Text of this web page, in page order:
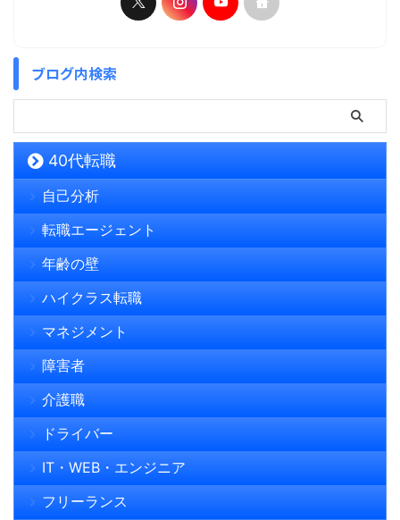
ブログ内検索
40代転職
自己分析
転職エージェント
年齢の壁
ハイクラス転職
マネジメント
障害者
介護職
ドライバー
IT・WEB・エンジニア
フリーランス